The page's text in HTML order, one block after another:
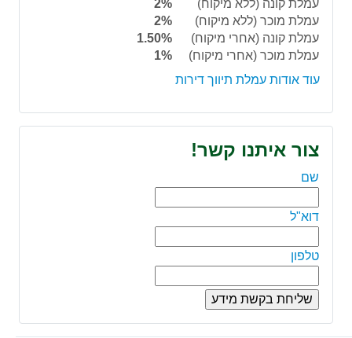
עמלת קונה (ללא מיקוח)
2%
עמלת מוכר (ללא מיקוח)
2%
עמלת קונה (אחרי מיקוח)
1.50%
עמלת מוכר (אחרי מיקוח)
1%
עוד אודות עמלת תיווך דירות
צור איתנו קשר!
שם
דוא"ל
טלפון